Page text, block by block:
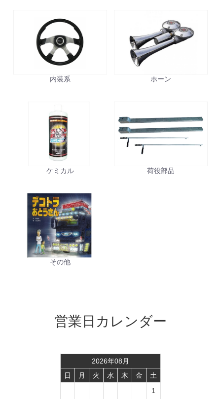
内装系 ホーン
ケミカル 荷役部品
その他
営業日カレンダー
2026年08月
日
月 火 水 木 金
土
1